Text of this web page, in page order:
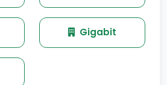
Gigabit